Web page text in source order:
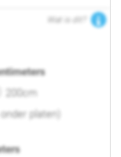
Wat is dit?
200cm
platen)